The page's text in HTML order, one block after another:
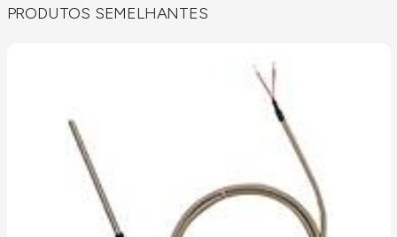
PRODUTOS SEMELHANTES